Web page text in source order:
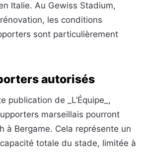
Italie. Au Gewiss Stadium,
les conditions
sont particulièrement
autorisés
publication de _L’Équipe_,
marseillais pourront
à Bergame. Cela représente un
totale du stade, limitée à